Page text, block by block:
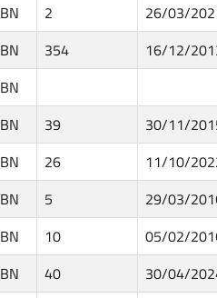
BN 2
26/03/
BN 354
16/12/
BN
BN 39
30/11/
BN 26
11/10/
BN 5
29/03/
BN 10
05/02/
BN 40 30/04/